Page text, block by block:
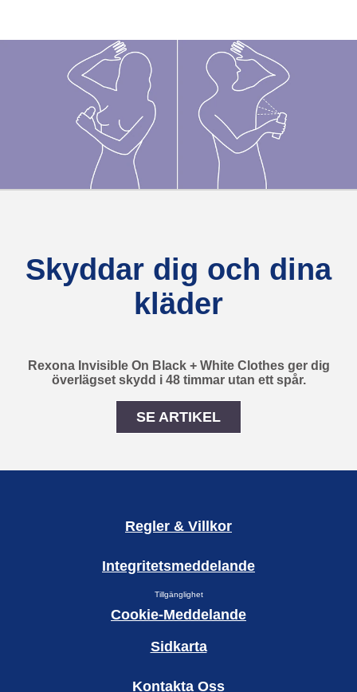
Skyddar dig och dina
kläder
Rexona Invisible On Black + White Clothes ger dig
överlägset skydd i 48 timmar utan ett spår.
SE ARTIKELSkyddar dig och dina
Regler & Villkor
Integritetsmeddelande
Tillgänglighet
Cookie-Meddelande
Sidkarta
Kontakta Oss